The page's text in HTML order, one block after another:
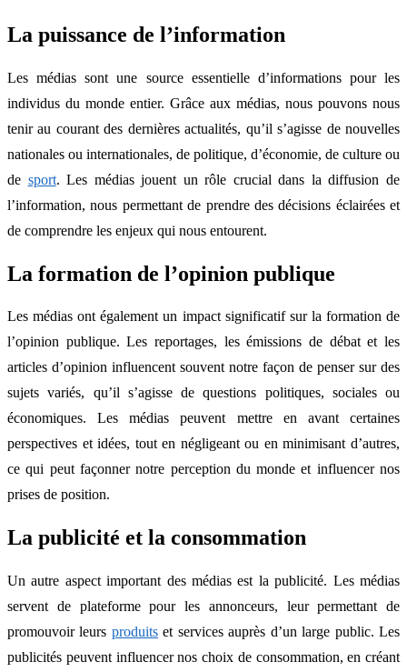
La puissance de l’information
Les médias sont une source essentielle d’informations pour les
individus du monde entier. Grâce aux médias, nous pouvons nous
tenir au courant des dernières actualités, qu’il s’agisse de nouvelles
nationales ou internationales, de politique, d’économie, de culture ou
de sport. Les médias jouent un rôle crucial dans la diffusion de
l’information, nous permettant de prendre des décisions éclairées et
de comprendre les enjeux qui nous entourent.
La formation de l’opinion publique
Les médias ont également un impact significatif sur la formation de
l’opinion publique. Les reportages, les émissions de débat et les
articles d’opinion influencent souvent notre façon de penser sur des
sujets variés, qu’il s’agisse de questions politiques, sociales ou
économiques. Les médias peuvent mettre en avant certaines
perspectives et idées, tout en négligeant ou en minimisant d’autres,
ce qui peut façonner notre perception du monde et influencer nos
prises de position.
La publicité et la consommation
Un autre aspect important des médias est la publicité. Les médias
servent de plateforme pour les annonceurs, leur permettant de
promouvoir leurs produitset services auprès d’un large public. Les
publicités peuvent influencer nos choix de consommation, en créant